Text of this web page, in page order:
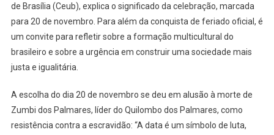
de Brasília (Ceub), explica o significado da celebração, marcada
para 20 de novembro. Para além da conquista de feriado oficial, é
um convite para refletir sobre a formação multicultural do
brasileiro e sobre a urgência em construir uma sociedade mais
justa e igualitária.
A escolha do dia 20 de novembro se deu em alusão à morte de
Zumbi dos Palmares, líder do Quilombo dos Palmares, como
resistência contra a escravidão: “A data é um símbolo de luta,